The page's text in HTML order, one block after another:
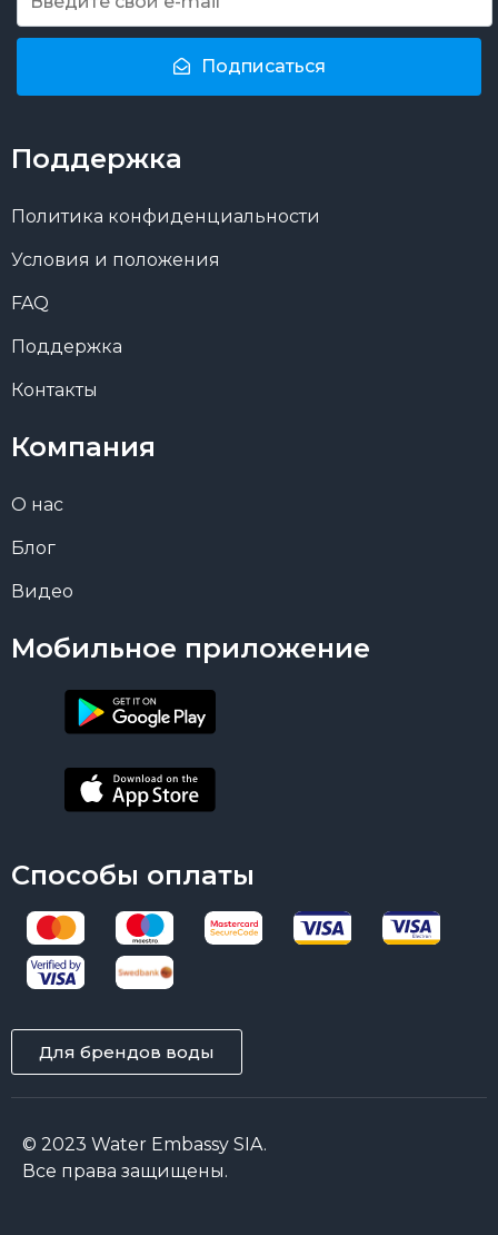
Подписаться
Поддержка
Политика конфиденциальности
Условия и положения
FAQ
Поддержка
Контакты
Компания
О нас
Блог
Видео
Мобильное приложение
Способы оплаты
Для брендов воды
© 2023 Water Embassy SIA.
Все права защищены.